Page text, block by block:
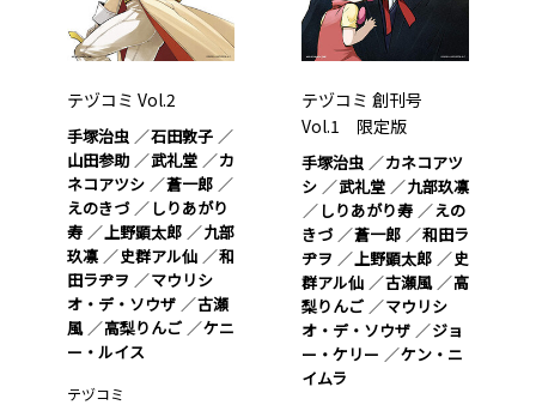
テヅコミ Vol.2
手塚治虫
石田敦子
山田参助
武礼堂
カ
ネコアツシ
蒼一郎
えのきづ
しりあがり
寿
上野顕太郎
九部
玖凛
史群アル仙
和
田ラヂヲ
マウリシ
オ・デ・ソウザ
古瀬
風
高梨りんご
ケニ
ー・ルイス
テヅコミ
テヅコミ 創刊号
Vol.1 限定版
手塚治虫
カネコアツ
シ
武礼堂
九部玖凛
しりあがり寿
えの
きづ
蒼一郎
和田ラ
ヂヲ
上野顕太郎
史
群アル仙
古瀬風
高
梨りんご
マウリシ
オ・デ・ソウザ
ジョ
ー・ケリー
ケン・ニ
イムラ